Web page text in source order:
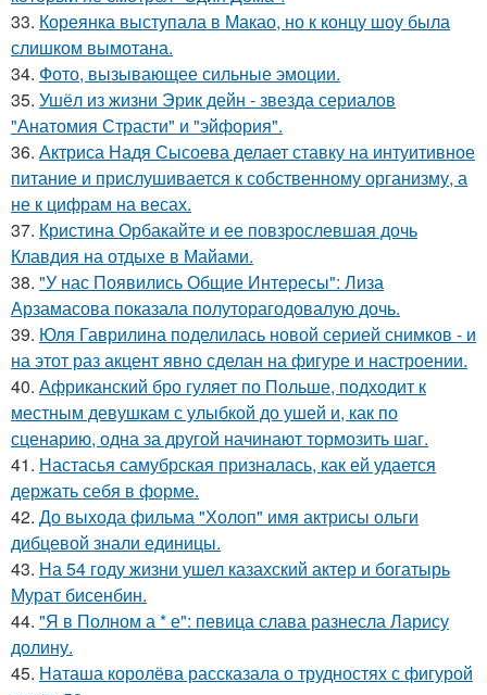
33. Кореянка выступала в Макао, но к концу шоу была
слишком вымотана.
34. Фото, вызывающее сильные эмоции.
35. Ушёл из жизни Эрик дейн - звезда сериалов
"Анатомия Страсти" и "эйфория".
36. Актриса Надя Сысоева делает ставку на интуитивное
питание и прислушивается к собственному организму, а
не к цифрам на весах.
37. Кристина Орбакайте и ее повзрослевшая дочь
Клавдия на отдыхе в Майами.
38. "У нас Появились Общие Интересы": Лиза
Арзамасова показала полуторагодовалую дочь.
39. Юля Гаврилина поделилась новой серией снимков - и
на этот раз акцент явно сделан на фигуре и настроении.
40. Африканский бро гуляет по Польше, подходит к
местным девушкам с улыбкой до ушей и, как по
сценарию, одна за другой начинают тормозить шаг.
41. Настасья самубрская призналась, как ей удается
держать себя в форме.
42. До выхода фильма "Холоп" имя актрисы ольги
дибцевой знали единицы.
43. На 54 году жизни ушел казахский актер и богатырь
Мурат бисенбин.
44. "Я в Полном а * е": певица слава разнесла Ларису
долину.
45. Наташа королёва рассказала о трудностях с фигурой